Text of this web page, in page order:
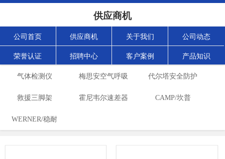
供应商机
公司首页 供应商机 关于我们 公司动态
荣誉认证 招聘中心 客户案例 产品知识
气体检测仪 梅思安空气呼吸
器
代尔塔安全防护
救援三脚架 霍尼韦尔速差器 CAMP/坎普
WERNER/稳耐